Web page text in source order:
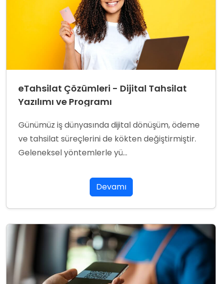
eTahsilat Çözümleri - Dijital Tahsilat
Yazılımı ve Programı
Günümüz iş dünyasında dijital dönüşüm, ödeme
ve tahsilat süreçlerini de kökten değiştirmiştir.
Geleneksel yöntemlerle yü...
Devamı